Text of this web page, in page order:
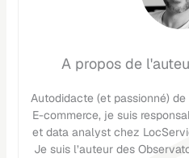
Autodidacte (et passionné)
E-commerce, je suis
et data analyst chez
Je suis l’auteur des